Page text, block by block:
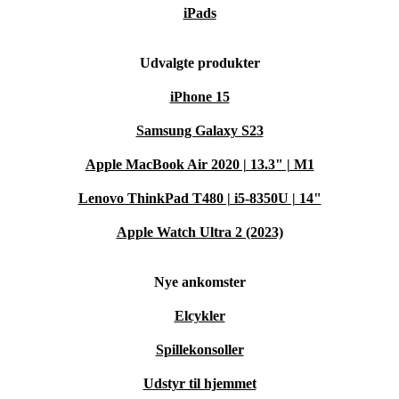
iPads
Udvalgte produkter
iPhone 15
Samsung Galaxy S23
Apple MacBook Air 2020 | 13.3" | M1
Lenovo ThinkPad T480 | i5-8350U | 14"
Apple Watch Ultra 2 (2023)
Nye ankomster
Elcykler
Spillekonsoller
Udstyr til hjemmet